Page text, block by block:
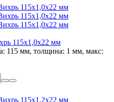
115х1,0х22 мм
115 мм, толщина: 1 мм, макс: